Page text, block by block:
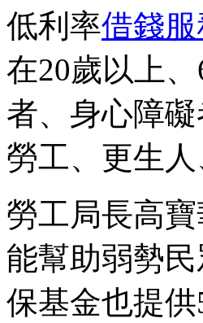
低利率借錢服
在20歲以上
者、身心障
勞工、更生
勞工局長高
能幫助弱勢
保基金也提